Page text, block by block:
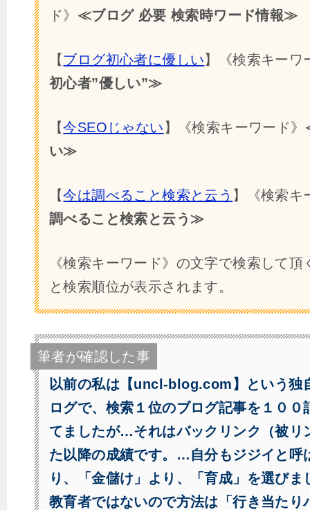
ド》 ≪ブログ 必要 検索時ワード情報≫
【ブログ初心者に優しい】《検索キーワ
初心者”優しい”≫
【今SEOじゃない 】《検索キーワード》
い≫
【今は調べること検索と云う 】《検索キ
調べること検索と云う≫
《検索キーワード》の文字で検索して
と検索順位が表示されます。
筆者が確認した事
以前の私は【uncl-blog.com】という独
ログで、検索１位のブログ記事を１００
てましたが…それはバックリンク（被リ
た以降の成績です。…自分もジジイと呼
り、「金儲け」より、「育成」を選びま
教育者ではないので方法は「行き当たり